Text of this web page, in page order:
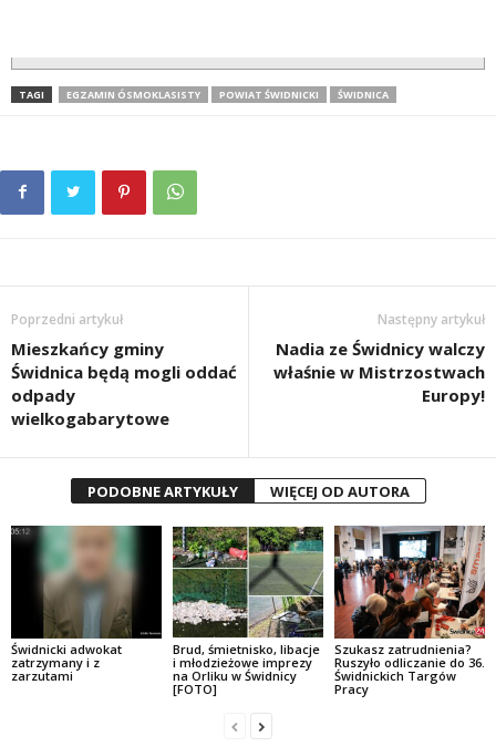
TAGI EGZAMIN ÓSMOKLASISTY POWIAT ŚWIDNICKI ŚWIDNICA
Poprzedni artykuł
Mieszkańcy gminy
Świdnica będą mogli oddać
odpady
wielkogabarytowe
Następny artykuł
Nadia ze Świdnicy walczy
właśnie w Mistrzostwach
Europy!
PODOBNE ARTYKUŁY WIĘCEJ OD AUTORA
Świdnicki adwokat
zatrzymany i z
zarzutami
Brud, śmietnisko, libacje
i młodzieżowe imprezy
na Orliku w Świdnicy
[FOTO]
Szukasz zatrudnienia?
Ruszyło odliczanie do 36.
Świdnickich Targów
Pracy